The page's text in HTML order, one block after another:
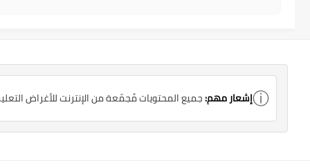
ⓘإشعار مهم:جميع المحتويات مُجمّعة من الإنترنت للأغراض